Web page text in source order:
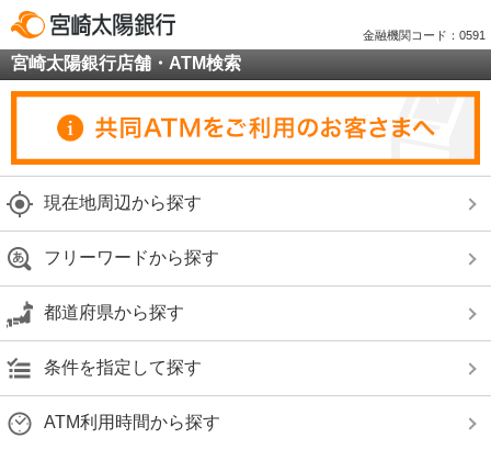
金融機関コード：0591
宮崎太陽銀行店舗・ATM検索
現在地周辺から探す
フリーワードから探す
都道府県から探す
条件を指定して探す
ATM利用時間から探す